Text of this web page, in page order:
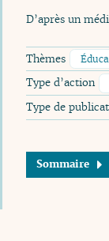
D’après un
Thèmes
Type d’action
Type de
Sommaire